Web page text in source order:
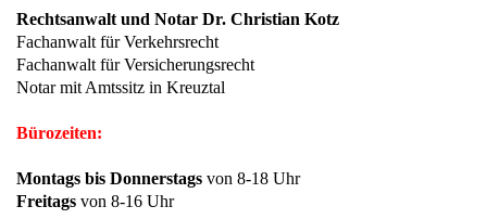
Rechtsanwalt und Notar Dr. Christian Kotz
Fachanwalt für Verkehrsrecht
Fachanwalt für Versicherungsrecht
Notar mit Amtssitz in Kreuztal
Bürozeiten:
Montags bis Donnerstags von 8-18 Uhr
Freitags von 8-16 Uhr